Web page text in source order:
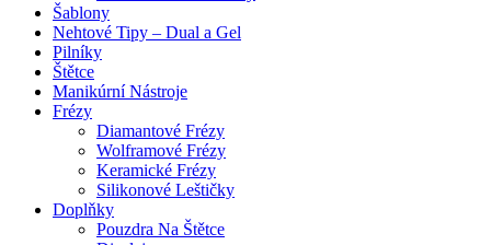
Šablony
Nehtové Tipy – Dual a Gel
Pilníky
Štětce
Manikúrní Nástroje
Frézy
Diamantové Frézy
Wolframové Frézy
Keramické Frézy
Silikonové Leštičky
Doplňky
Pouzdra Na Štětce